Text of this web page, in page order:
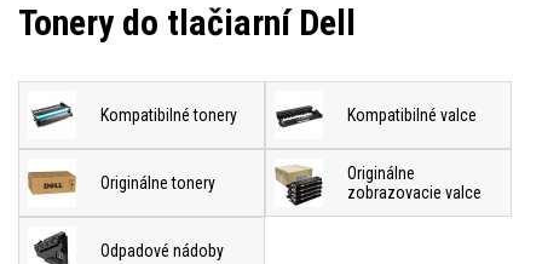
Tonery do tlačiarní Dell
Kompatibilné tonery Kompatibilné valce
Originálne tonery
Originálne
zobrazovacie valce
Odpadové nádoby